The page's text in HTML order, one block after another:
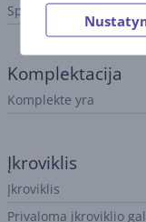
Spalva
Komplektacija
Komplekte yra
Įkroviklis
Įkroviklis
Privaloma įkroviklio